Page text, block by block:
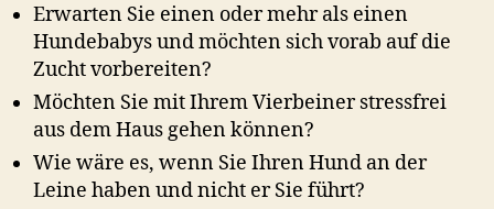
Erwarten Sie einen oder mehr als einen
Hundebabys und möchten sich vorab auf die
Zucht vorbereiten?
Möchten Sie mit Ihrem Vierbeiner stressfrei
aus dem Haus gehen können?
Wie wäre es, wenn Sie Ihren Hund an der
Leine haben und nicht er Sie führt?